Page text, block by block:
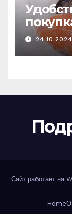
рыбы
Сайт работает на
HomeО